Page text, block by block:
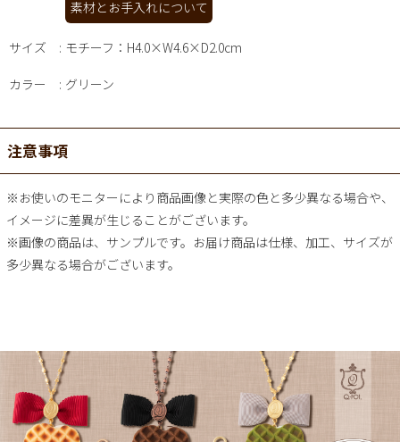
素材とお手入れについて
サイズ モチーフ：H4.0×W4.6×D2.0cm
カラー グリーン
注意事項
※お使いのモニターにより商品画像と実際の色と多少異なる場合や、
イメージに差異が生じることがございます。
※画像の商品は、サンプルです。お届け商品は仕様、加工、サイズが
多少異なる場合がございます。